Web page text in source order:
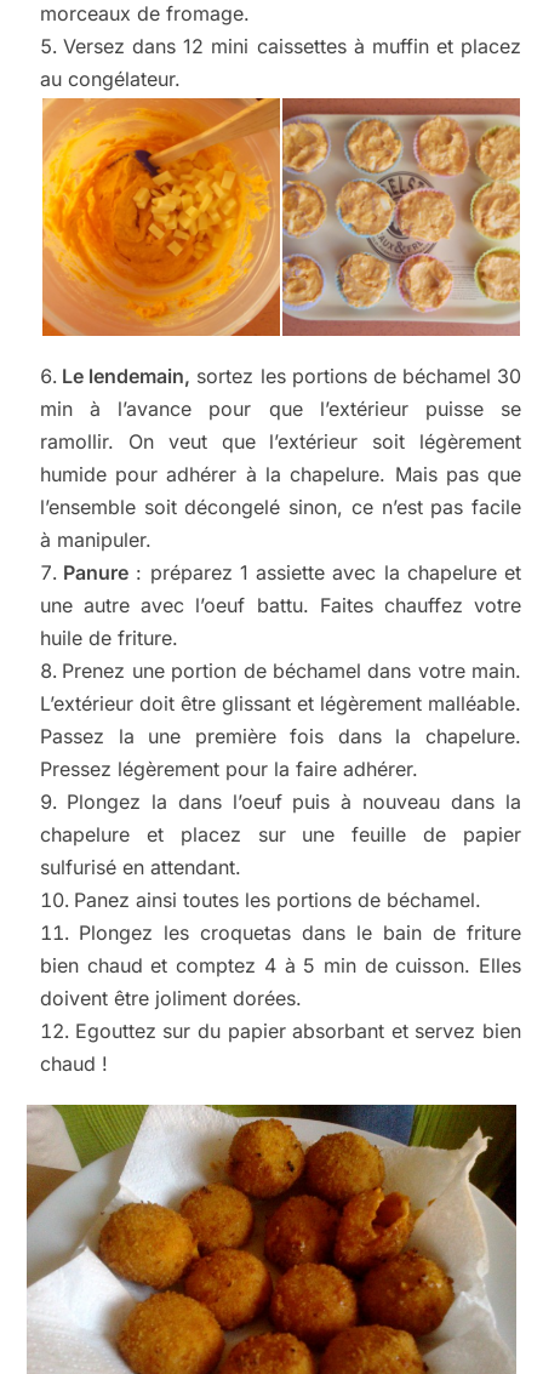
morceaux de fromage.
Versez dans 12 mini caissettes à muffin et placez
au congélateur.
Le lendemain, sortez les portions de béchamel 30
min à l’avance pour que l’extérieur puisse se
ramollir. On veut que l’extérieur soit légèrement
humide pour adhérer à la chapelure. Mais pas que
l’ensemble soit décongelé sinon, ce n’est pas facile
à manipuler.
Panure : préparez 1 assiette avec la chapelure et
une autre avec l’oeuf battu. Faites chauffez votre
huile de friture.
Prenez une portion de béchamel dans votre main.
L’extérieur doit être glissant et légèrement malléable.
Passez la une première fois dans la chapelure.
Pressez légèrement pour la faire adhérer.
Plongez la dans l’oeuf puis à nouveau dans la
chapelure et placez sur une feuille de papier
sulfurisé en attendant.
Panez ainsi toutes les portions de béchamel.
Plongez les croquetas dans le bain de friture
bien chaud et comptez 4 à 5 min de cuisson. Elles
doivent être joliment dorées.
Egouttez sur du papier absorbant et servez bien
chaud !